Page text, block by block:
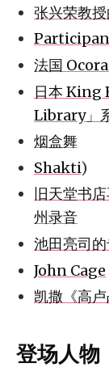
张兴荣教
法国
日本 King
Library」
烟盒舞
Shakti)
旧天堂书
州录音
池田亮司
John Cage
凯撒《高卢
登场人物